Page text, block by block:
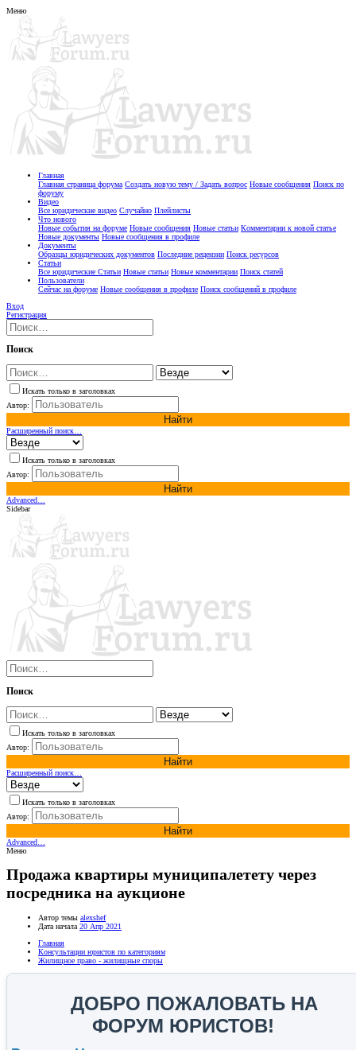
Меню
Главная
Главная страница форума Создать новую тему / Задать вопрос Новые сообщения Поиск по
форуму
Видео
Все юридические видео Случайно Плейлисты
Что нового
Новые события на форуме Новые сообщения Новые статьи Комментарии к новой статье
Новые документы Новые сообщения в профиле
Документы
Образцы юридических документов Последние рецензии Поиск ресурсов
Статьи
Все юридические Статьи Новые статьи Новые комментарии Поиск статей
Пользователи
Сейчас на форуме Новые сообщения в профиле Поиск сообщений в профиле
Вход
Регистрация
Поиск
Искать только в заголовках
Автор:
Найти
Расширенный поиск…
Искать только в заголовках
Автор:
Найти
Advanced…
Sidebar
Поиск
Искать только в заголовках
Автор:
Найти
Расширенный поиск…
Искать только в заголовках
Автор:
Найти
Advanced…
Меню
Продажа квартиры муниципалетету через
посредника на аукционе
Автор темы alexshef
Дата начала 20 Апр 2021
Главная
Консультации юристов по категориям
Жилищное право - жилищные споры
ДОБРО ПОЖАЛОВАТЬ НА
ФОРУМ ЮРИСТОВ!